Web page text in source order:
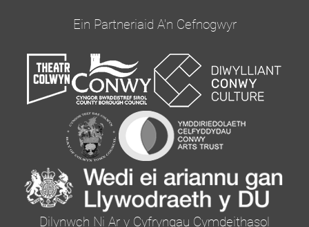
Cadarnhewch yr hoffech glywed gennym trwy e-
bost trwy dicio'r blwch isod:
Ebost
Gallwch newid eich meddwl unrhyw bryd drwy
glicio ar y ddolen dad-danysgrifio yn nhroedyn
unrhyw e-bost a gewch gennym, neu drwy
gysylltu â ni yn curator@orielcolwyn.org. Byddwn
yn trin eich gwybodaeth â pharch. I gael rhagor o
Ein Partneriaid A'n Cefnogwyr
Dilynwch Ni Ar y Cyfryngau Cymdeithasol